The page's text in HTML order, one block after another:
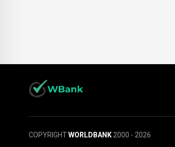
COPYRIGHTWORLDBANK2000 - 2026